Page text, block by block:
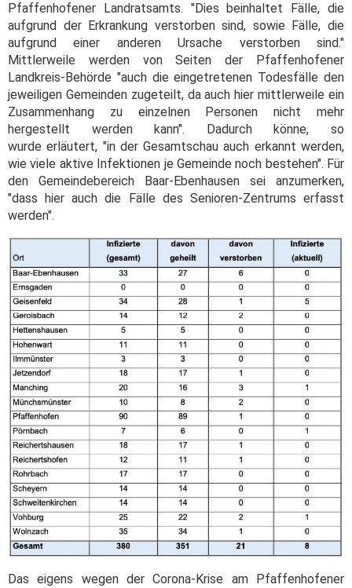
Pfaffenhofener Landratsamts. "Dies beinhaltet Fälle, die
aufgrund der Erkrankung verstorben sind, sowie Fälle, die
aufgrund einer anderen Ursache verstorben sind."
Mittlerweile werden von Seiten der Pfaffenhofener
Landkreis-Behörde "auch die eingetretenen Todesfälle den
jeweiligen Gemeinden zugeteilt, da auch hier mittlerweile ein
Zusammenhang zu einzelnen Personen nicht mehr
hergestellt werden kann". Dadurch könne, so
wurde erläutert, "in der Gesamtschau auch erkannt werden,
wie viele aktive Infektionen je Gemeinde noch bestehen". Für
den Gemeindebereich Baar-Ebenhausen sei anzumerken,
"dass hier auch die Fälle des Senioren-Zentrums erfasst
werden".
Das eigens wegen der Corona-Krise am Pfaffenhofener